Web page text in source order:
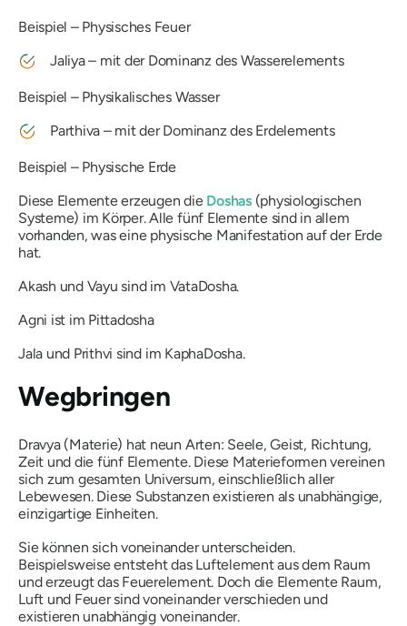
Beispiel – Physisches Feuer
Jaliya– mit der Dominanz des Wasserelements
Beispiel – Physikalisches Wasser
Parthiva – mit der Dominanz des Erdelements
Beispiel – Physische Erde
Diese Elemente erzeugen die Doshas (physiologischen
Systeme) im Körper. Alle fünf Elemente sind in allem
vorhanden, was eine physische Manifestation auf der Erde
hat.
Akash und Vayu sind im VataDosha.
Agni ist im Pittadosha
Jala und Prithvi sind im KaphaDosha.
Wegbringen
Dravya(Materie) hat neun Arten: Seele, Geist, Richtung,
Zeit und die fünf Elemente. Diese Materieformen vereinen
sich zum gesamten Universum, einschließlich aller
Lebewesen. Diese Substanzen existieren als unabhängige,
einzigartige Einheiten.
Sie können sich voneinander unterscheiden.
Beispielsweise entsteht das Luftelement aus dem Raum
und erzeugt das Feuerelement. Doch die Elemente Raum,
Luft und Feuer sind voneinander verschieden und
existieren unabhängig voneinander.